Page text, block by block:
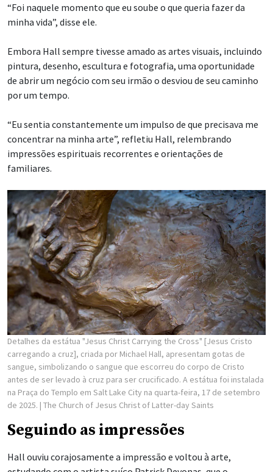
“Foi naquele momento que eu soube o que queria fazer da
minha vida”, disse ele.
Embora Hall sempre tivesse amado as artes visuais, incluindo
pintura, desenho, escultura e fotografia, uma oportunidade
de abrir um negócio com seu irmão o desviou de seu caminho
por um tempo.
“Eu sentia constantemente um impulso de que precisava me
concentrar na minha arte”, refletiu Hall, relembrando
impressões espirituais recorrentes e orientações de
familiares.
Detalhes da estátua "Jesus Christ Carrying the Cross" [Jesus Cristo
carregando a cruz], criada por Michael Hall, apresentam gotas de
sangue, simbolizando o sangue que escorreu do corpo de Cristo
antes de ser levado à cruz para ser crucificado. A estátua foi instalada
na Praça do Templo em Salt Lake City na quarta-feira, 17 de setembro
de 2025. | The Church of Jesus Christ of Latter-day Saints
Seguindo as impressões
Hall ouviu corajosamente a impressão e voltou à arte,